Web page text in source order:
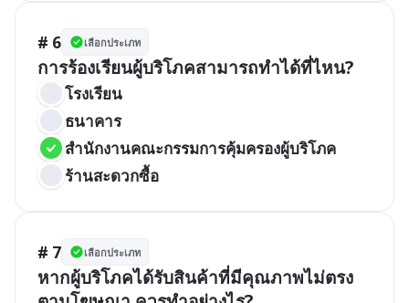
# 6 เลือกประเภท
การร้องเรียนผู้บริโภคสามารถทำได้ที่ไหน?
โรงเรียน
ธนาคาร
สำนักงานคณะกรรมการคุ้มครองผู้บริโภค
ร้านสะดวกซื้อ
# 7 เลือกประเภท
หากผู้บริโภคได้รับสินค้าที่มีคุณภาพไม่ตรง